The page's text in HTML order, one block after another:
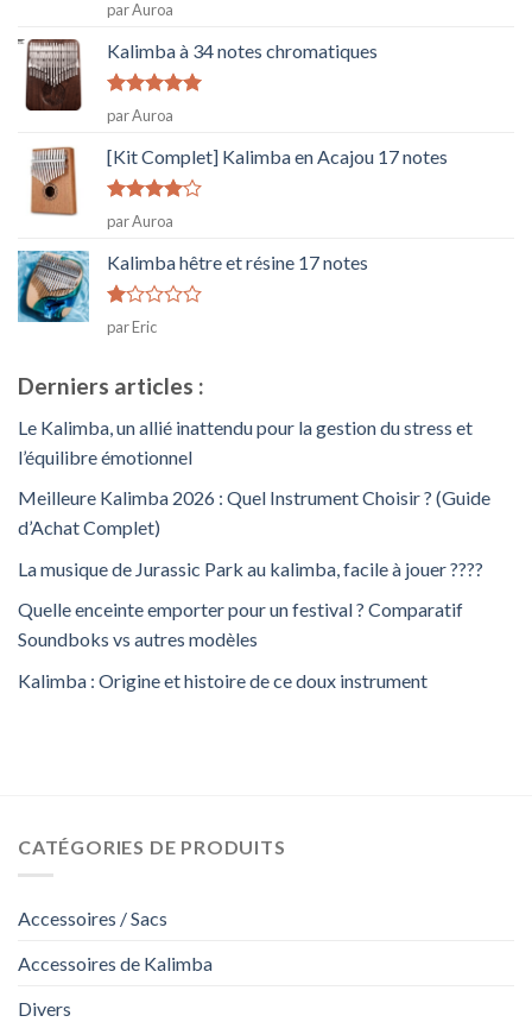
Note5sur
5
par Auroa
Kalimba à 34 notes chromatiques
Note5sur
5
par Auroa
[Kit Complet] Kalimba en Acajou 17 notes
Note4
sur 5
par Auroa
Kalimba hêtre et résine 17 notes
Note
1
par Eric
Derniers articles :
Le Kalimba, un allié inattendu pour la gestion du stress et
l’équilibre émotionnel
Meilleure Kalimba 2026 : Quel Instrument Choisir ? (Guide
d’Achat Complet)
La musique de Jurassic Park au kalimba, facile à jouer ????
Quelle enceinte emporter pour un festival ? Comparatif
Soundboks vs autres modèles
Kalimba : Origine et histoire de ce doux instrument
CATÉGORIES DE PRODUITS
Accessoires / Sacs
Accessoires de Kalimba
Divers